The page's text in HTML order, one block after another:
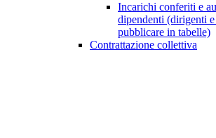
Incarichi conferiti e
dipendenti (dirigenti
pubblicare in tabelle)
Contrattazione collettiva